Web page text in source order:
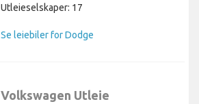
Utleieselskaper: 17
Se leiebiler for Dodge
Volkswagen Utleie